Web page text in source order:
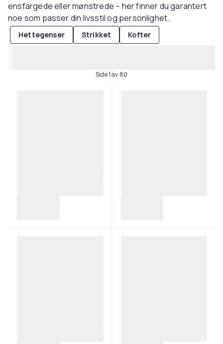
ensfargede eller mønstrede – her finner du garantert
noe som passer din livsstil og personlighet.
Hettegenser Strikket Kofter
Side 1 av 80